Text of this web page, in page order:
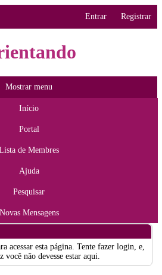
Entrar Registrar
Mostrar menu
Início
Portal
de Membres
Ajuda
Pesquisar
Novas Mensagens
acessar esta página. Tente fazer login, e,
não devesse estar aqui.